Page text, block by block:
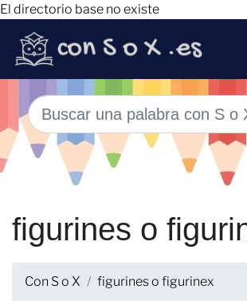
El directorio base no existe
figurines o
Con S o X figurines o figurinex